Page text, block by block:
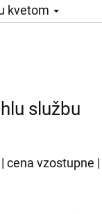
kvetom
službu
| cena vzostupne |